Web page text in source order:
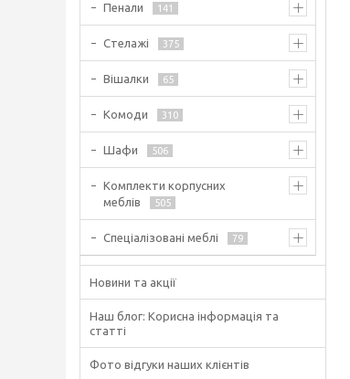
Пенали 141
Стелажі 375
Вішалки 65
Комоди 310
Шафи 506
Комплекти корпусних
меблів
505
Спеціалізовані меблі 79
Новини та акції
Наш блог: Корисна інформація та
статті
Фото відгуки наших клієнтів